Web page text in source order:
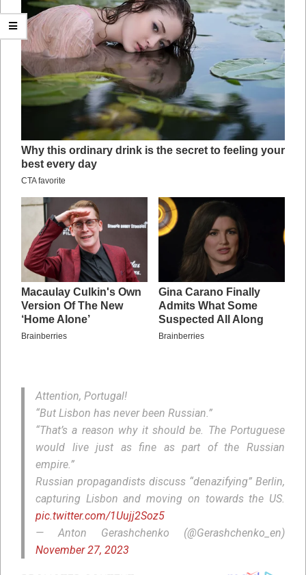
Attention, Portugal!
“But Lisbon has never been Russian.”
“That’s a reason why it should be. The Portuguese
would live just as fine as part of the Russian
empire.”
Russian propagandists discuss “denazifying” Berlin,
capturing Lisbon and moving on towards the US.
pic.twitter.com/1Uujj2Soz5
— Anton Gerashchenko (@Gerashchenko_en)
November 27, 2023